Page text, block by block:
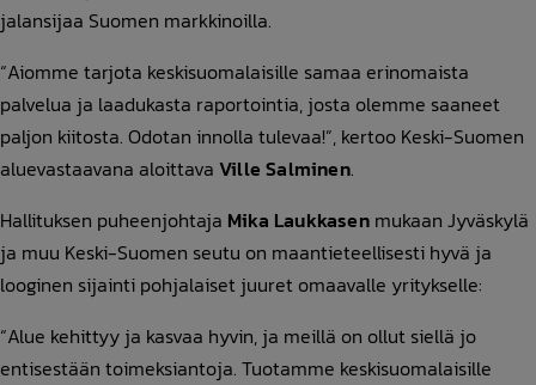
jalansijaa Suomen markkinoilla.
“Aiomme tarjota keskisuomalaisille samaa erinomaista
palvelua ja laadukasta raportointia, josta olemme saaneet
paljon kiitosta. Odotan innolla tulevaa!”, kertoo Keski-Suomen
aluevastaavana aloittava Ville Salminen.
Hallituksen puheenjohtaja Mika Laukkasenmukaan Jyväskylä
ja muu Keski-Suomen seutu on maantieteellisesti hyvä ja
looginen sijainti pohjalaiset juuret omaavalle yritykselle:
“Alue kehittyy ja kasvaa hyvin, ja meillä on ollut siellä jo
entisestään toimeksiantoja. Tuotamme keskisuomalaisille